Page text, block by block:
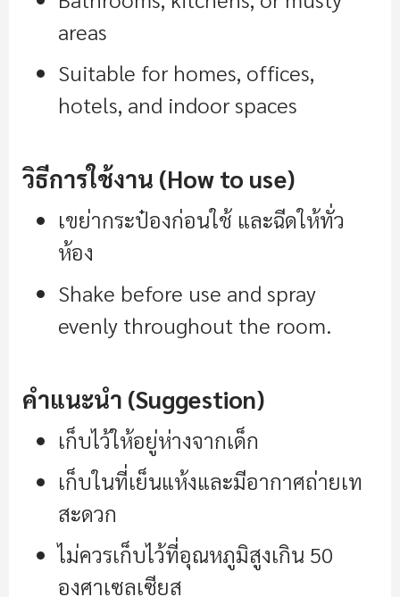
areas
Suitable for homes, offices,
hotels, and indoor spaces
วิธีการใช้งาน (How to use)
เขย่ากระป๋องก่อนใช้ และฉีดให้ทั่ว
ห้อง
Shake before use and spray
evenly throughout the room.
คำแนะนำ (Suggestion)
เก็บไว้ให้อยู่ห่างจากเด็ก
เก็บในที่เย็นแห้งและมีอากาศถ่ายเท
สะดวก
ไม่ควรเก็บไว้ที่อุณหภูมิสูงเกิน 50
องศาเซลเซียส